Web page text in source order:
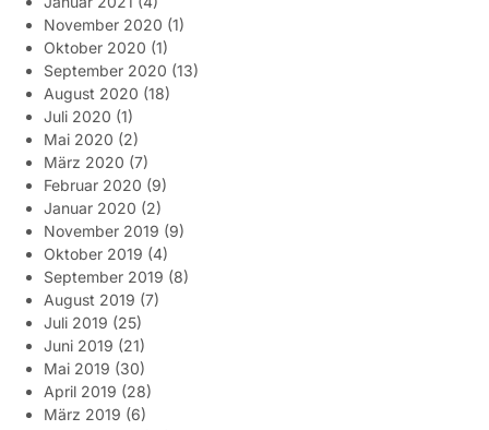
November 2020 (1)
Oktober 2020 (1)
September 2020 (13)
August 2020 (18)
Juli 2020 (1)
Mai 2020 (2)
März 2020 (7)
Februar 2020 (9)
Januar 2020 (2)
November 2019 (9)
Oktober 2019 (4)
September 2019 (8)
August 2019 (7)
Juli 2019 (25)
Juni 2019 (21)
Mai 2019 (30)
April 2019 (28)
März 2019 (6)